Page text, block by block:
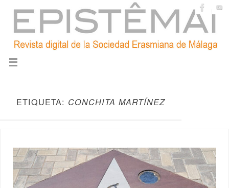
ETIQUETA: CONCHITA MARTÍNEZ